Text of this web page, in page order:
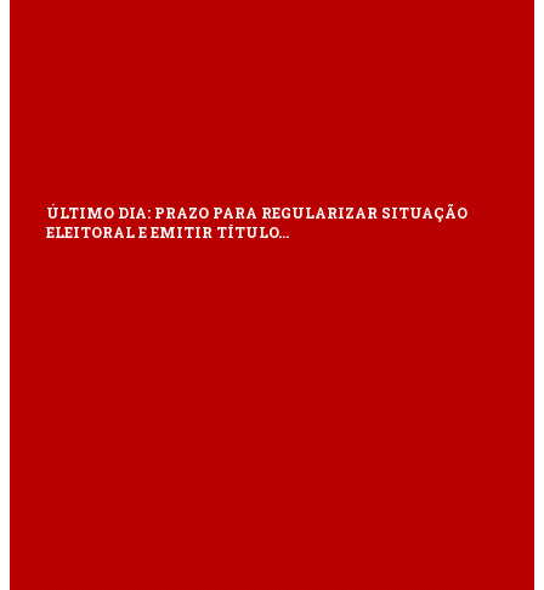
ÚLTIMO DIA: PRAZO PARA REGULARIZAR SITUAÇÃO
ELEITORAL E EMITIR TÍTULO…